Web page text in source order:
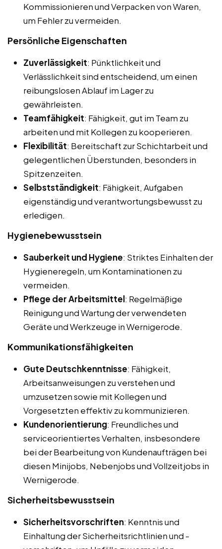
Kommissionieren und Verpacken von Waren,
um Fehler zu vermeiden.
Persönliche Eigenschaften
Zuverlässigkeit: Pünktlichkeit und
Verlässlichkeit sind entscheidend, um einen
reibungslosen Ablauf im Lager zu
gewährleisten.
Teamfähigkeit: Fähigkeit, gut im Team zu
arbeiten und mit Kollegen zu kooperieren.
Flexibilität: Bereitschaft zur Schichtarbeit und
gelegentlichen Überstunden, besonders in
Spitzenzeiten.
Selbstständigkeit: Fähigkeit, Aufgaben
eigenständig und verantwortungsbewusst zu
erledigen.
Hygienebewusstsein
Sauberkeit und Hygiene: Striktes Einhalten der
Hygieneregeln, um Kontaminationen zu
vermeiden.
Pflege der Arbeitsmittel: Regelmäßige
Reinigung und Wartung der verwendeten
Geräte und Werkzeuge in Wernigerode.
Kommunikationsfähigkeiten
Gute Deutschkenntnisse: Fähigkeit,
Arbeitsanweisungen zu verstehen und
umzusetzen sowie mit Kollegen und
Vorgesetzten effektiv zu kommunizieren.
Kundenorientierung: Freundliches und
serviceorientiertes Verhalten, insbesondere
bei der Bearbeitung von Kundenaufträgen bei
diesen Minijobs, Nebenjobs und Vollzeitjobs in
Wernigerode.
Sicherheitsbewusstsein
Sicherheitsvorschriften: Kenntnis und
Einhaltung der Sicherheitsrichtlinien und -